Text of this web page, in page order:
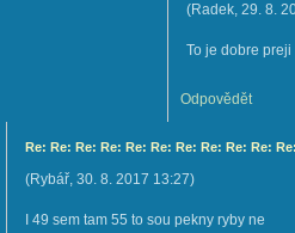
(Radek, 29. 8.
To je dobre
Odpovědět
Re: Re: Re: Re: Re: Re: Re: Re: Re: Re:
(Rybář, 30. 8. 2017 13:27)
I 49 sem tam 55 to sou pekny ryby ne